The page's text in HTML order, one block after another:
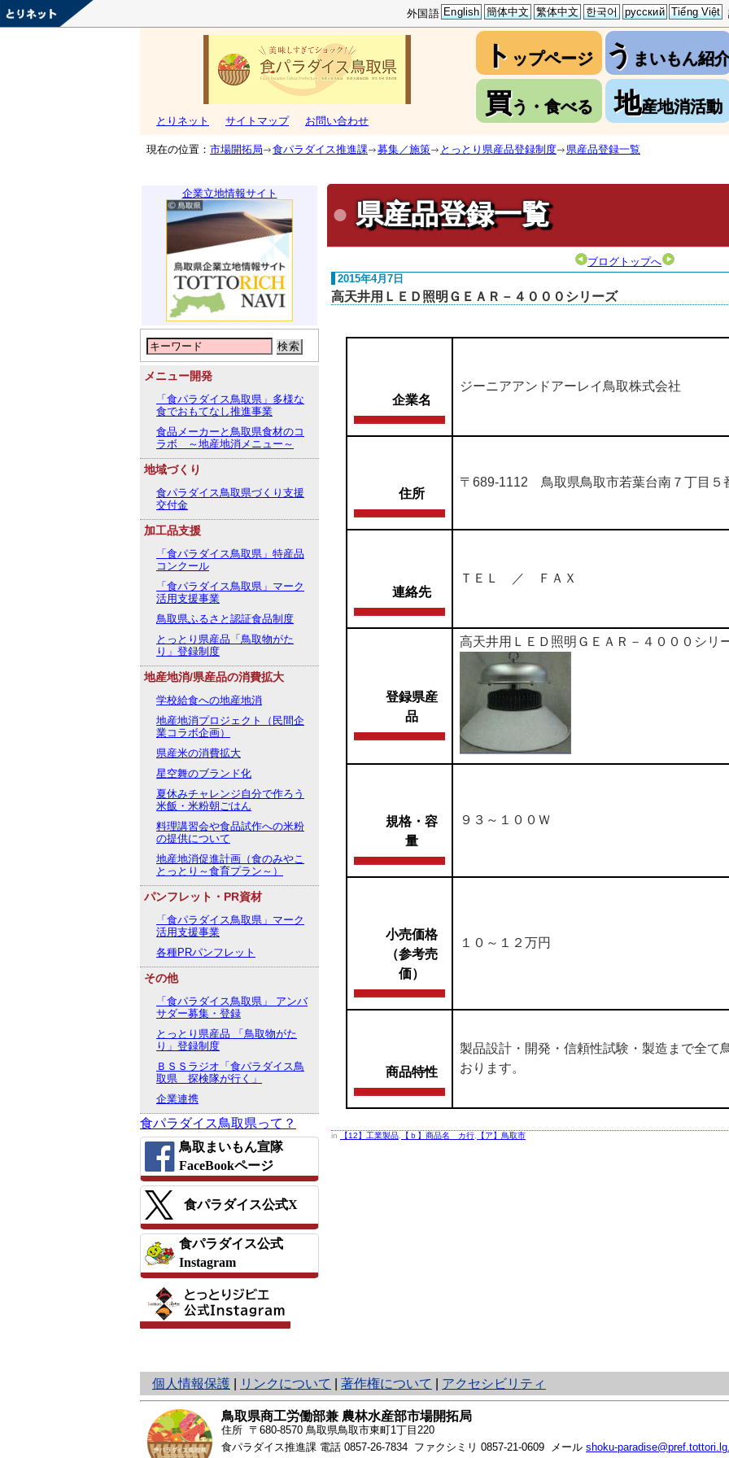
外国語 English 簡体中文 繁体中文 한국어 русский Tiếng Việt
とりネット サイトマップ お問い合わせ
ト ップページ う まいもん紹
買う・食べる 地産地消活動
現在の位置： 市場開拓局 食パラダイス推進課 募集／施策 とっとり県産品登録制度 県産品登録一覧
企業立地情報サイト
検索
メニュー開発
「食パラダイス鳥取県」多様な
食でおもてなし推進事業
食品メーカーと鳥取県食材のコ
ラボ ～地産地消メニュー～
地域づくり
食パラダイス鳥取県づくり支援
交付金
加工品支援
「食パラダイス鳥取県」特産品
コンクール
「食パラダイス鳥取県」マーク
活用支援事業
鳥取県ふるさと認証食品制度
とっとり県産品「鳥取物がた
り」登録制度
地産地消/県産品の消費拡大
学校給食への地産地消
地産地消プロジェクト（民間企
業コラボ企画）
県産米の消費拡大
星空舞のブランド化
夏休みチャレンジ自分で作ろう
米飯・米粉朝ごはん
料理講習会や食品試作への米粉
の提供について
地産地消促進計画（食のみやこ
とっとり～食育プラン～）
パンフレット・PR資材
「食パラダイス鳥取県」マーク
活用支援事業
各種PRパンフレット
その他
「食パラダイス鳥取県」 アンバ
サダー募集・登録
とっとり県産品 「鳥取物がた
り」登録制度
ＢＳＳラジオ「食パラダイス鳥
取県 探検隊が行く」
企業連携
食パラダイス鳥取県って？
鳥取まいもん宣隊
FaceBookページ
食パラダイス公式X
食パラダイス公式
Instagram
県産品登録一覧
ブログトップへ
2015年4月7日
高天井用ＬＥＤ照明ＧＥＡＲ－４０００シリーズ
企業名
ジーニアアンドアーレイ鳥取株式会社
住所
〒689-1112 鳥取県鳥取市若葉台南７丁目５
連絡先
ＴＥＬ ／ ＦＡＸ
登録県産
品
高天井用ＬＥＤ照明ＧＥＡＲ－４０００シリ
規格・容
量
９３～１００Ｗ
小売価格
（参考売
価）
１０～１２万円
商品特性
製品設計・開発・信頼性試験・製造まで全て
おります。
in 【12】工業製品 【ｂ】商品名 カ行 【ア】鳥取市
個人情報保護
と
り
ネ
ッ
ト
リンクについて 著作権について アクセシビリティ
鳥取県商工労働部兼 農林水産部市場開拓局
住所 〒680-8570 鳥取県鳥取市東町1丁目220
食パラダイス推進課 電話 0857-26-7834 ファクシミリ 0857-21-0609 メール shoku-